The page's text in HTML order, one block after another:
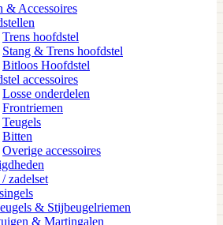
& Accessoires
Trens hoofdstel
Stang & Trens hoofdstel
Bitloos Hoofdstel
accessoires
Losse onderdelen
Frontriemen
Teugels
Bitten
Overige accessoires
zadelset
& Stijbeugelriemen
& Martingalen